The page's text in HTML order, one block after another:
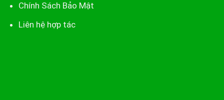
Chính Sách Bảo Mật
Liên hệ hợp tác